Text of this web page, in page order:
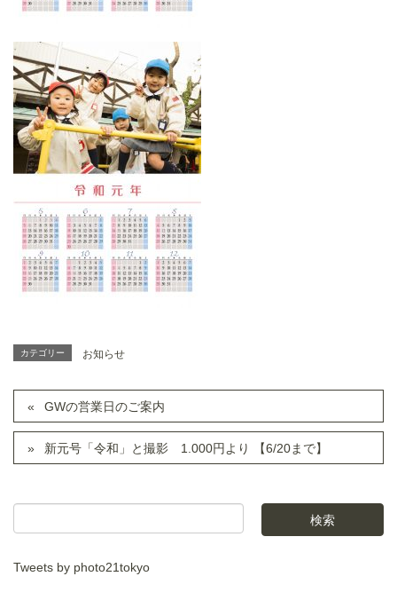
カテゴリー お知らせ
GWの営業日のご案内
新元号「令和」と撮影 1.000円より 【6/20まで】
Tweets by photo21tokyo